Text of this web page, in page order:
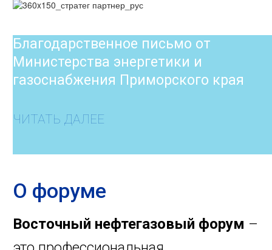
Благодарственное письмо от
Министерства энергетики и
газоснабжения Приморского края
ЧИТАТЬ ДАЛЕЕ
О форуме
Восточный нефтегазовый форум –